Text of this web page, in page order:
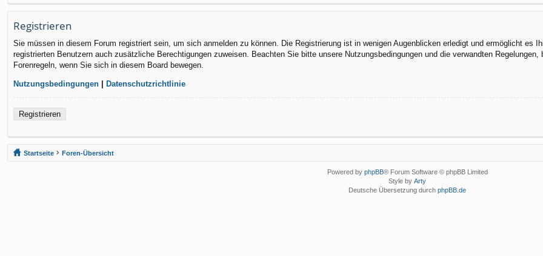
Registrieren
Sie müssen in diesem Forum registriert sein, um sich anmelden zu können. Die Registrierung ist in wenigen Augenblicken erledigt und ermöglicht es
registrierten Benutzern auch zusätzliche Berechtigungen zuweisen. Beachten Sie bitte unsere Nutzungsbedingungen und die verwandten
Forenregeln, wenn Sie sich in diesem Board bewegen.
Nutzungsbedingungen | Datenschutzrichtlinie
Registrieren
Startseite Foren-Übersicht
Powered by phpBB® Forum Software © phpBB Limited
Style by Arty
Deutsche Übersetzung durch phpBB.de